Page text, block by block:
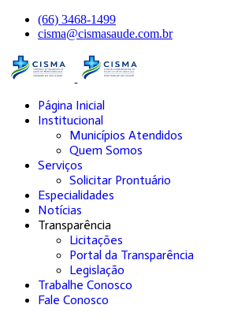
(66) 3468-1499
cisma@cismasaude.com.br
Página Inicial
Institucional
Municípios Atendidos
Quem Somos
Serviços
Solicitar Prontuário
Especialidades
Notícias
Transparência
Licitações
Portal da Transparência
Legislação
Trabalhe Conosco
Fale Conosco